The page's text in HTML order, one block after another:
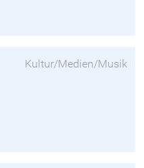
Kultur/Medien/Musik